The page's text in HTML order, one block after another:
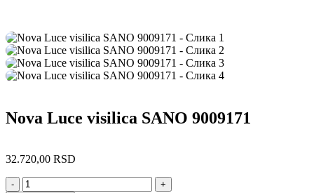
Nova Luce visilica SANO 9009171
32.720,00 RSD
-
+